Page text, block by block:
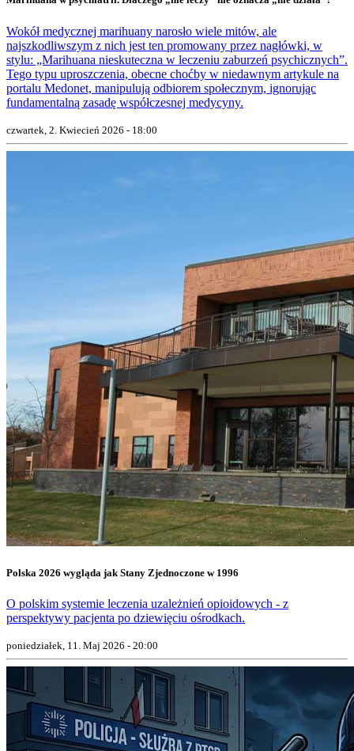
Wokół medycznej marihuany narosło wiele mitów, ale
najszkodliwszym z nich jest ten promowany przez nagłówki, w
stylu: „Marihuana nieskuteczna w leczeniu zaburzeń psychicznych”.
Tego typu uproszczenia, obecne choćby w niedawnym artykule na
portalu Medonet, manipulują odbiorem społecznym, ignorując
fundamentalną zasadę współczesnej medycyny.
czwartek, 2. Kwiecień 2026 - 18:00
Polska 2026 wygląda jak Stany Zjednoczone w 1996
O polskim systemie leczenia uzależnień opioidowych - z
perspektywy pacjenta po dziewięciu ośrodkach.
poniedziałek, 11. Maj 2026 - 20:00